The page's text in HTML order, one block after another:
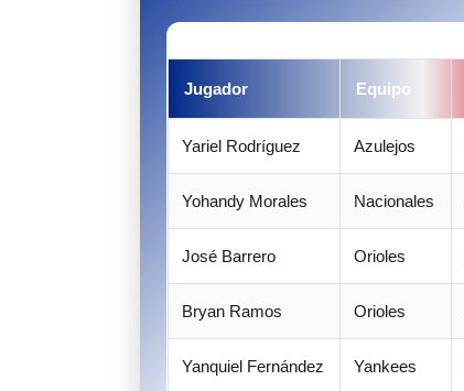
Jugador Equipo
Yariel Rodríguez Azulejos
Yohandy Morales Nacionales
José Barrero Orioles
Bryan Ramos Orioles
Yanquiel Fernández Yankees